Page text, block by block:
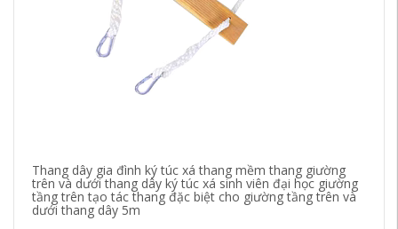
Thang dây gia đình ký túc xá thang mềm thang giường
trên và dưới thang dây ký túc xá sinh viên đại học giường
tầng trên tạo tác thang đặc biệt cho giường tầng trên và
dưới thang dây 5m